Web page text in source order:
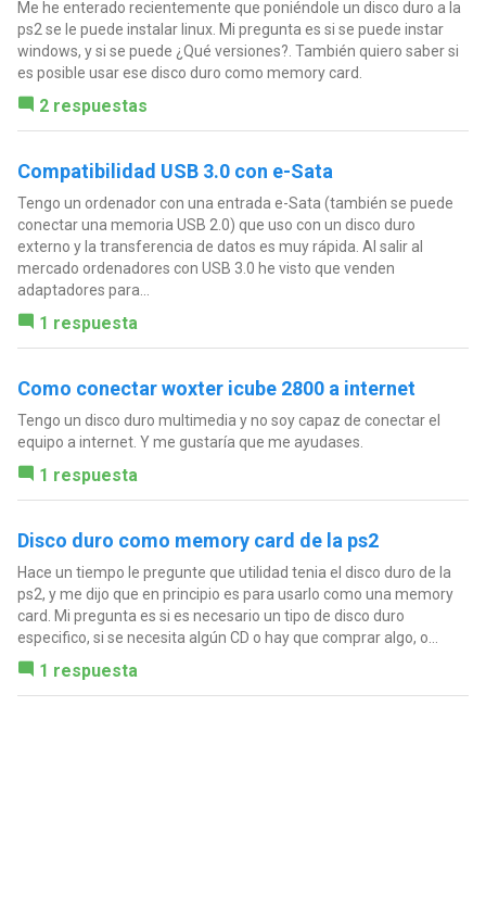
Me he enterado recientemente que poniéndole un disco duro a la
ps2 se le puede instalar linux. Mi pregunta es si se puede instar
windows, y si se puede ¿Qué versiones?. También quiero saber si
es posible usar ese disco duro como memory card.
2 respuestas
Compatibilidad USB 3.0 con e-Sata
Tengo un ordenador con una entrada e-Sata (también se puede
conectar una memoria USB 2.0) que uso con un disco duro
externo y la transferencia de datos es muy rápida. Al salir al
mercado ordenadores con USB 3.0 he visto que venden
adaptadores para...
1 respuesta
Como conectar woxter icube 2800 a internet
Tengo un disco duro multimedia y no soy capaz de conectar el
equipo a internet. Y me gustaría que me ayudases.
1 respuesta
Disco duro como memory card de la ps2
Hace un tiempo le pregunte que utilidad tenia el disco duro de la
ps2, y me dijo que en principio es para usarlo como una memory
card. Mi pregunta es si es necesario un tipo de disco duro
especifico, si se necesita algún CD o hay que comprar algo, o...
1 respuesta